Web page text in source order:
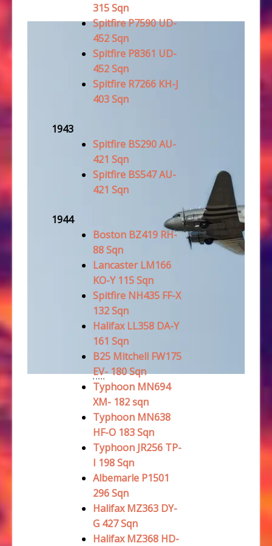
315 Sqn
Spitfire P7590 UD-
452 Sqn
Spitfire P8361 UD-
452 Sqn
Spitfire R7266 KH-J
403 Sqn
1943
Spitfire BS290 AU-
421 Sqn
Spitfire BS547 AU-
421 Sqn
1944
Boston BZ419 RH-
88 Sqn
Lancaster LM166
KO-Y 115 Sqn
Spitfire NH435 FF-X
132 Sqn
Halifax LL358 DA-Y
161 Sqn
B25 Mitchell FW175
EV- 180 Sqn
Typhoon MN694
XM- 182 sqn
Typhoon MN638
HF-O 183 Sqn
Typhoon JR256 TP-
I 198 Sqn
Albemarle P1501
296 Sqn
Halifax MZ363 DY-
G 427 Sqn
Halifax MZ368 HD-